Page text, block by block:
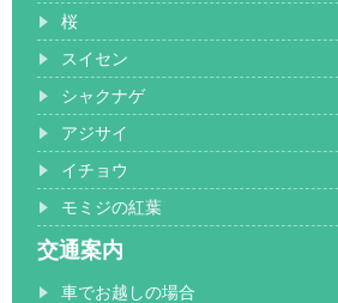
桜
スイセン
シャクナゲ
アジサイ
イチョウ
モミジの紅葉
交通案内
車でお越しの場合